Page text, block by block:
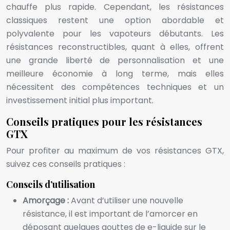
chauffe plus rapide. Cependant, les résistances
classiques restent une option abordable et
polyvalente pour les vapoteurs débutants. Les
résistances reconstructibles, quant à elles, offrent
une grande liberté de personnalisation et une
meilleure économie à long terme, mais elles
nécessitent des compétences techniques et un
investissement initial plus important.
Conseils pratiques pour les résistances
GTX
Pour profiter au maximum de vos résistances GTX,
suivez ces conseils pratiques :
Conseils d’utilisation
Amorçage :Avant d’utiliser une nouvelle
résistance, il est important de l’amorcer en
déposant quelques gouttes de e-liquide sur le